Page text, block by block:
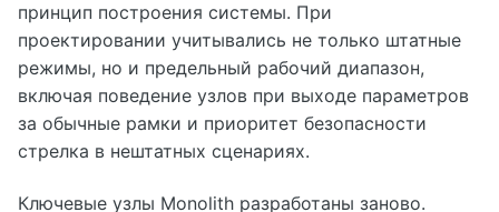
принцип построения системы. При
проектировании учитывались не только штатные
режимы, но и предельный рабочий диапазон,
включая поведение узлов при выходе параметров
за обычные рамки и приоритет безопасности
стрелка в нештатных сценариях.
Ключевые узлы Monolith разработаны заново.